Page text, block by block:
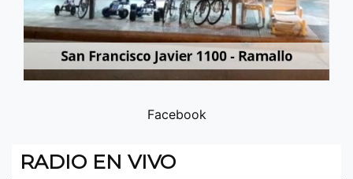
Facebook
RADIO EN VIVO